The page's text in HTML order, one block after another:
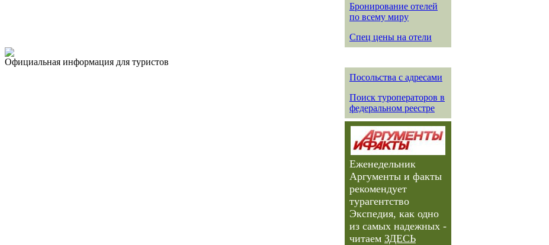
Бронирование отелей
по всему миру
Спец цены на отели
Официальная информация для туристов
Посольства с адресами
Поиск туроператоров в
федеральном реестре
Еженедельник
Аргументы и факты
рекомендует
турагентство
Экспедия, как одно
из самых надежных -
читаем ЗДЕСЬ